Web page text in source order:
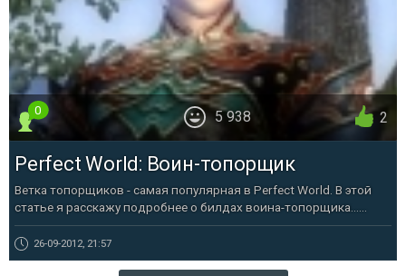
2
5 938
0
Perfect World: Воин-топорщик
Ветка топорщиков - самая популярная в Perfect World. В этой
статье я расскажу подробнее о билдах воина-топорщика......
26-09-2012, 21:57